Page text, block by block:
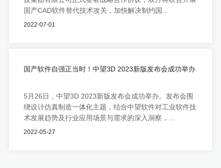
国产CAD软件替代技术攻关，加快解决制约国...
2022-07-01
国产软件自强正当时！中望3D 2023新版发布会成功举办
5月26日，中望3D 2023新版发布会成功举办。发布会围
绕设计仿真制造一体化主题，结合中望软件对工业软件技
术发展趋势及行业应用场景与需求的深入洞察，...
2022-05-27